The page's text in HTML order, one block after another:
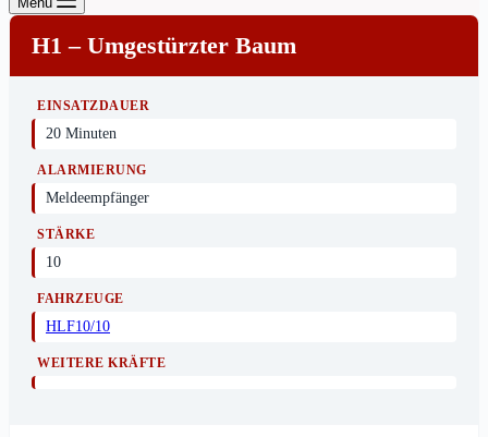
H1 – Umgestürzter Baum
EINSATZDAUER
20 Minuten
ALARMIERUNG
Meldeempfänger
STÄRKE
10
FAHRZEUGE
HLF10/10
WEITERE KRÄFTE